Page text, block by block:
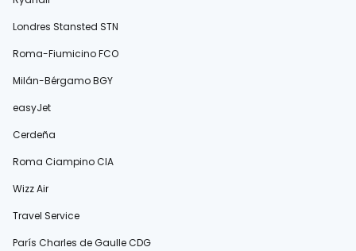
Londres Stansted STN
Roma-Fiumicino FCO
Milán-Bérgamo BGY
easyJet
Cerdeña
Roma Ciampino CIA
Wizz Air
Travel Service
París Charles de Gaulle CDG